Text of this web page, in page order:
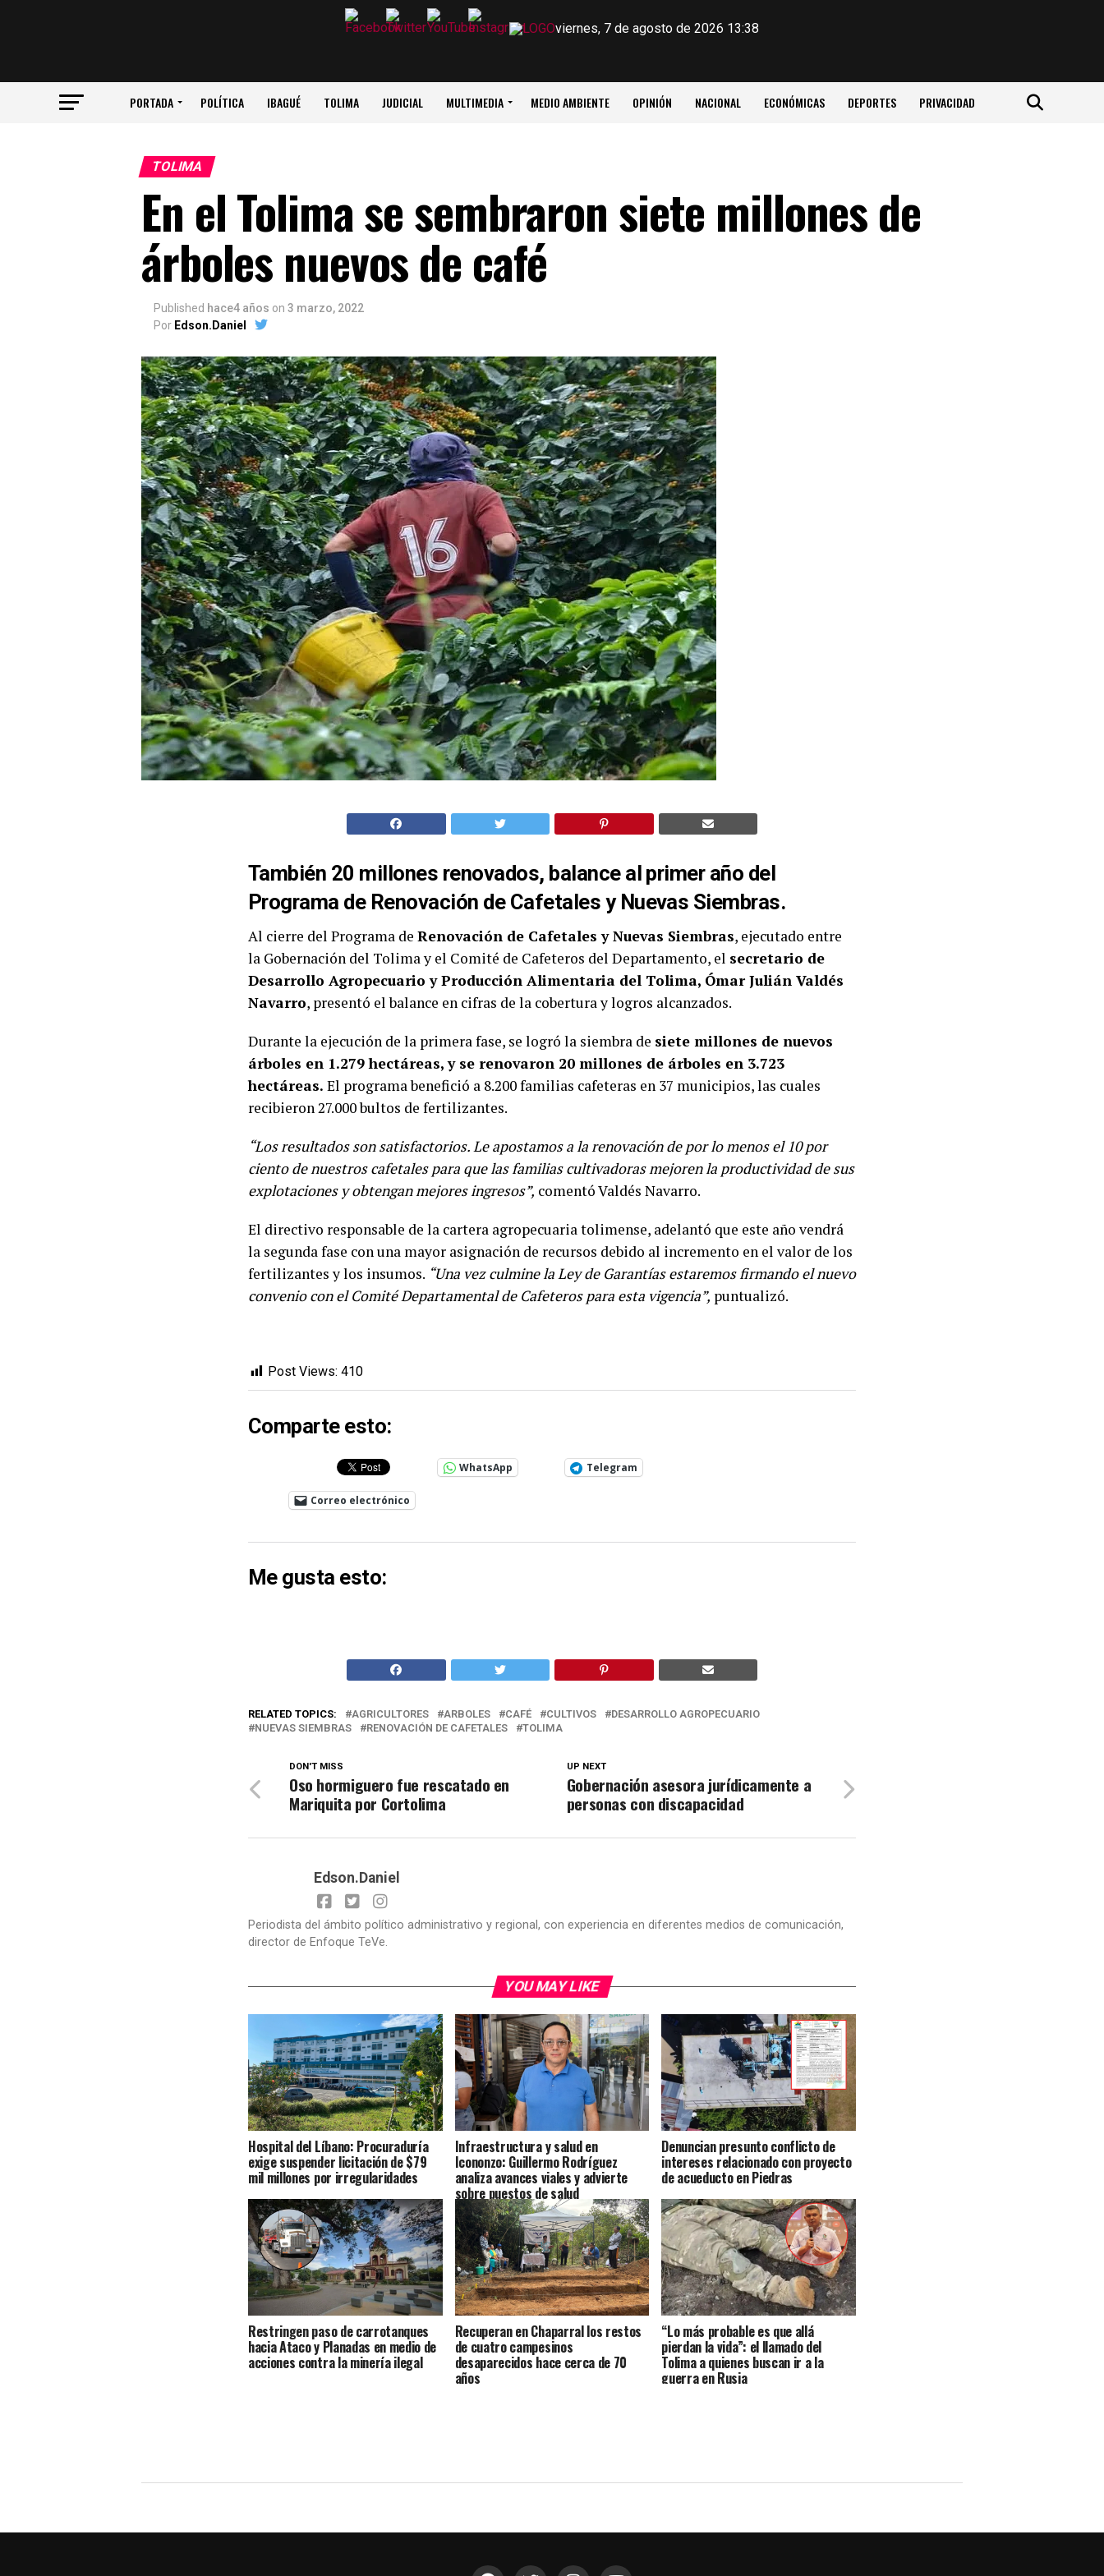
viernes, 7 de agosto de 2026 13:38
PORTADA POLÍTICA IBAGUÉ TOLIMA JUDICIAL MULTIMEDIA MEDIO AMBIENTE OPINIÓN NACIONAL ECONÓMICAS DEPORTES PRIVACIDAD
TOLIMA
En el Tolima se sembraron siete millones de
árboles nuevos de café
Published hace4 años on 3 marzo, 2022
Por Edson.Daniel
También 20 millones renovados, balance al primer año del
Programa de Renovación de Cafetales y Nuevas Siembras.
Al cierre del Programa de Renovación de Cafetales y Nuevas Siembras, ejecutado entre
la Gobernación del Tolima y el Comité de Cafeteros del Departamento, el secretario de
Desarrollo Agropecuario y Producción Alimentaria del Tolima, Ómar Julián Valdés
Navarro, presentó el balance en cifras de la cobertura y logros alcanzados.
Durante la ejecución de la primera fase, se logró la siembra de siete millones de nuevos
árboles en 1.279 hectáreas, y se renovaron 20 millones de árboles en 3.723
hectáreas. El programa benefició a 8.200 familias cafeteras en 37 municipios, las cuales
recibieron 27.000 bultos de fertilizantes.
“Los resultados son satisfactorios. Le apostamos a la renovación de por lo menos el 10 por
ciento de nuestros cafetales para que las familias cultivadoras mejoren la productividad de sus
explotaciones y obtengan mejores ingresos”, comentó Valdés Navarro.
El directivo responsable de la cartera agropecuaria tolimense, adelantó que este año vendrá
la segunda fase con una mayor asignación de recursos debido al incremento en el valor de los
fertilizantes y los insumos. “Una vez culmine la Ley de Garantías estaremos firmando el nuevo
convenio con el Comité Departamental de Cafeteros para esta vigencia”, puntualizó.
Post Views: 410
Comparte esto:
WhatsApp Telegram
Correo electrónico
Me gusta esto:
RELATED TOPICS: AGRICULTORES ARBOLES CAFÉ CULTIVOS
DESARROLLO AGROPECUARIO
NUEVAS SIEMBRAS
RENOVACIÓN DE CAFETALES TOLIMA
UP NEXT
Gobernación asesora jurídicamente a
personas con discapacidad
DON'T MISS
Oso hormiguero fue rescatado en
Mariquita por Cortolima
Edson.Daniel
Periodista del ámbito político administrativo y regional, con experiencia en diferentes medios de comunicación,
director de Enfoque TeVe.
YOU MAY LIKE
Hospital del Líbano: Procuraduría
exige suspender licitación de $79
mil millones por irregularidades
Infraestructura y salud en
Icononzo: Guillermo Rodríguez
analiza avances viales y advierte
sobre puestos de salud
Denuncian presunto conflicto de
intereses relacionado con proyecto
de acueducto en Piedras
Restringen paso de carrotanques
hacia Ataco y Planadas en medio de
acciones contra la minería ilegal
Recuperan en Chaparral los restos
de cuatro campesinos
desaparecidos hace cerca de 70
años
“Lo más probable es que allá
pierdan la vida”: el llamado del
Tolima a quienes buscan ir a la
guerra en Rusia